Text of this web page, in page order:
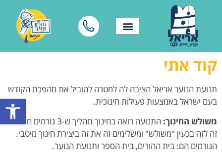
פתח
קוד אתי
תנועת הנוער אריאל הציבה לה למטרה להוביל את מהפכת הקודש
בעם ישראל באמצעות פעילות חינוכית.
משולש החינוך:
התנועה רואה בחינוך תהליך ש-3 גורמים חוברים
זה לזה בכעין "משולש" ומשלימים זה את זה ביצירת חינוך מיטבי.
הגורמים הם: בית ההורים, בית הספר ותנועת הנוער.